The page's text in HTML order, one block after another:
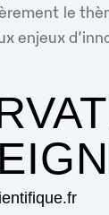
le
enjeux